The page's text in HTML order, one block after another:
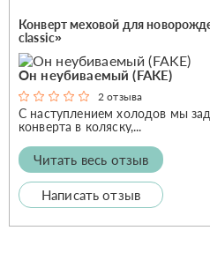
Конверт меховой для
classic»
Он неубиваемый (FAKE)
2 отзыва
С наступлением холодов мы
конверта в коляску,...
Читать весь отзыв
Написать отзыв